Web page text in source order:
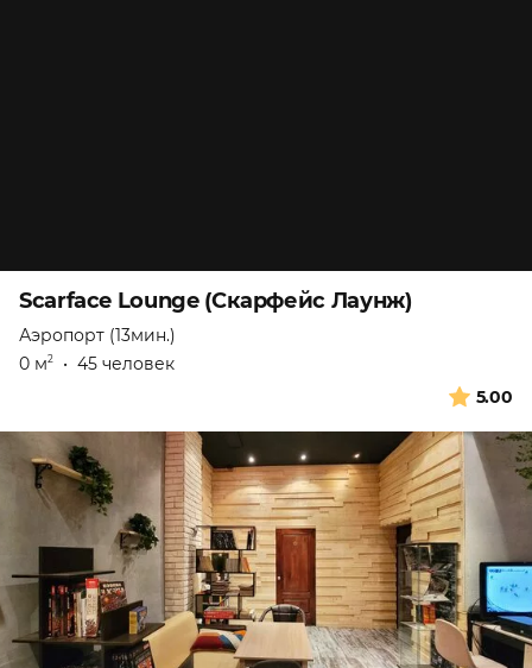
Scarface Lounge (Скарфейс Лаунж)
Аэропорт (13мин.)
0 м2 • 45 человек
5.00